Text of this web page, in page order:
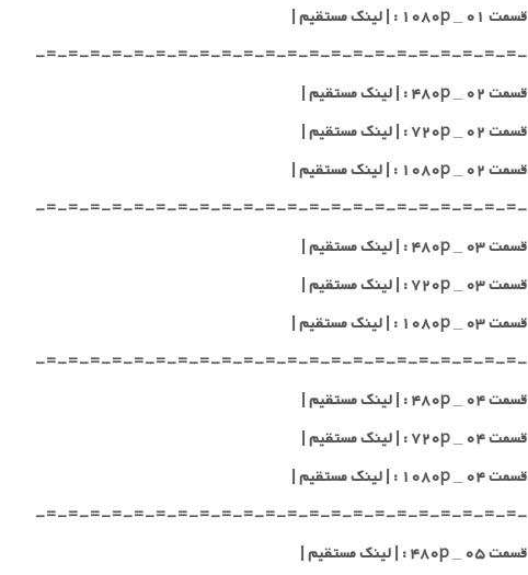
قسمت ۰۱ _ ۱۰۸۰p : | لینک مستقیم |
-=-=-=-=-=-=-=-=-=-=-=-=-=-=-=-=-=-=-=-=-=-=-
قسمت ۰۲ _ ۴۸۰p : | لینک مستقیم |
قسمت ۰۲ _ ۷۲۰p : | لینک مستقیم |
قسمت ۰۲ _ ۱۰۸۰p : | لینک مستقیم |
-=-=-=-=-=-=-=-=-=-=-=-=-=-=-=-=-=-=-=-=-=-=-
قسمت ۰۳ _ ۴۸۰p : | لینک مستقیم |
قسمت ۰۳ _ ۷۲۰p : | لینک مستقیم |
قسمت ۰۳ _ ۱۰۸۰p : | لینک مستقیم |
-=-=-=-=-=-=-=-=-=-=-=-=-=-=-=-=-=-=-=-=-=-=-
قسمت ۰۴ _ ۴۸۰p : | لینک مستقیم |
قسمت ۰۴ _ ۷۲۰p : | لینک مستقیم |
قسمت ۰۴ _ ۱۰۸۰p : | لینک مستقیم |
-=-=-=-=-=-=-=-=-=-=-=-=-=-=-=-=-=-=-=-=-=-=-
قسمت ۰۵ _ ۴۸۰p : | لینک مستقیم |